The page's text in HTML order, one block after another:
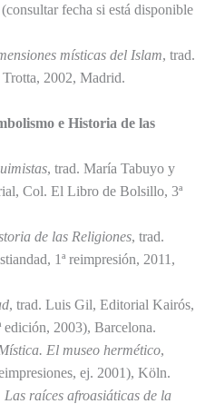
fecha si está disponible
místicas del Islam, trad.
2002, Madrid.
e Historia de las
, trad. María Tabuyo y
Col. El Libro de Bolsillo, 3ª
de las Religiones, trad.
1ª reimpresión, 2011,
, trad. Luis Gil, Editorial Kairós,
edición, 2003), Barcelona.
El museo hermético,
ej. 2001), Köln.
Las raíces afroasiáticas de la